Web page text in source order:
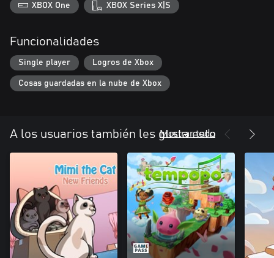
XBOX One XBOX Series X|S
Funcionalidades
Single player Logros de Xbox
Cosas guardadas en la nube de Xbox
A los usuarios también les gusta esto
Mostrar todo